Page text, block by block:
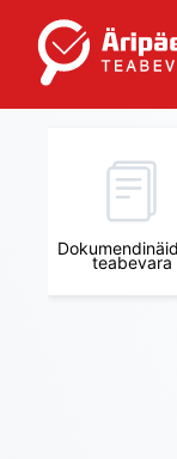
teabevara